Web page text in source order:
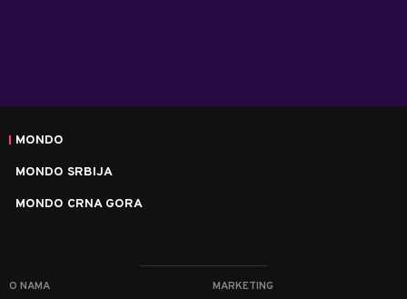
MONDO
MONDO SRBIJA
MONDO CRNA GORA
O NAMA MARKETING